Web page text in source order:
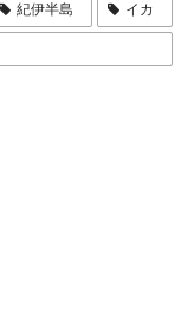
紀伊半島 イカ